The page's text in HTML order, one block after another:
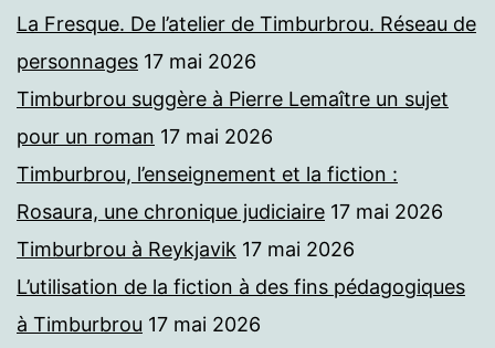
La Fresque. De l’atelier de Timburbrou. Réseau de
personnages 17 mai 2026
Timburbrou suggère à Pierre Lemaître un sujet
pour un roman 17 mai 2026
Timburbrou, l’enseignement et la fiction :
Rosaura, une chronique judiciaire 17 mai 2026
Timburbrou à Reykjavik 17 mai 2026
L’utilisation de la fiction à des fins pédagogiques
à Timburbrou 17 mai 2026